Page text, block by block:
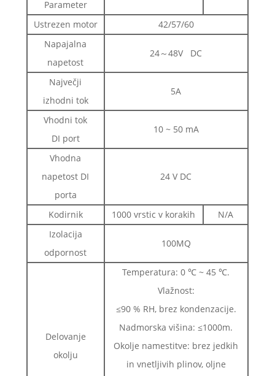
Parameter
Ustrezen motor
42/57/60
Napajalna
napetost
24～48V DC
Največji
izhodni tok
5A
Vhodni tok
DI port
10 ~ 50 mA
Vhodna
napetost DI
porta
24 V DC
Kodirnik 1000 vrstic v korakih
N/A
Izolacija
odpornost
100MQ
Delovanje
okolju
Temperatura: 0 ℃ ~ 45 ℃.
Vlažnost:
≤90 % RH, brez kondenzacije.
Nadmorska višina: ≤1000m.
Okolje namestitve: brez jedkih
in vnetljivih plinov, oljne